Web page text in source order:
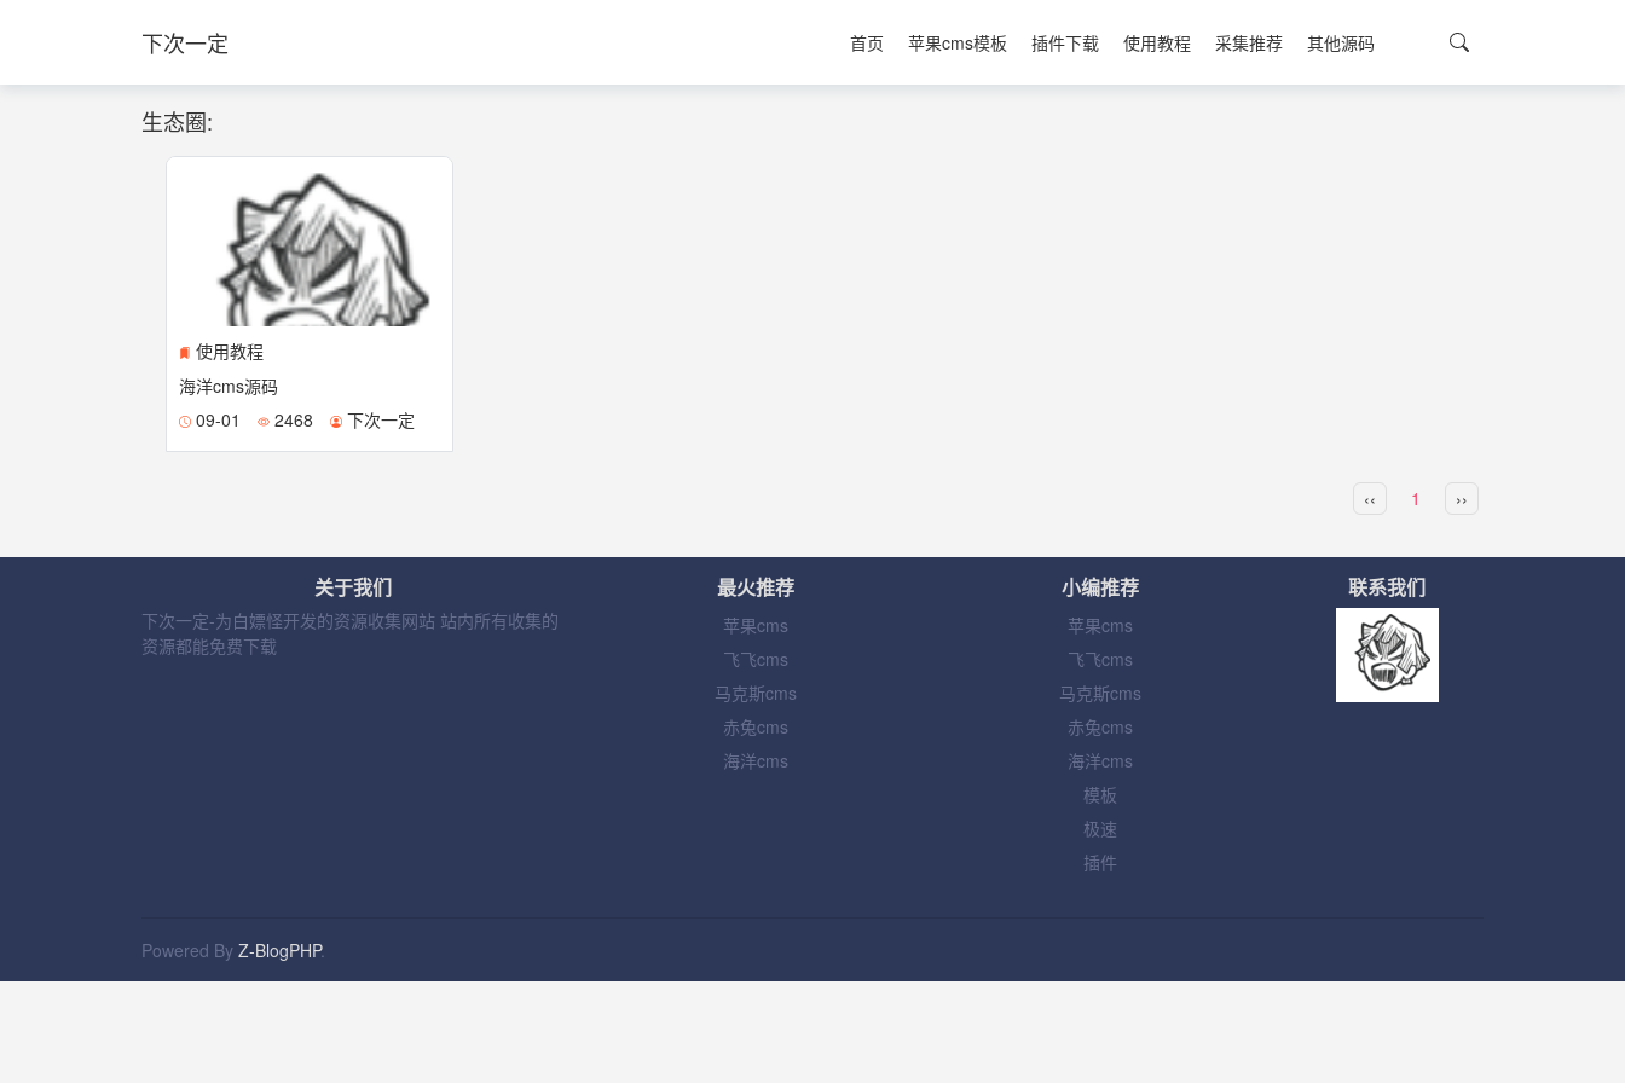
下次一定 首页 苹果cms模板 插件下载 使用教程 采集推荐 其他源码
生态圈:
使用教程
海洋cms源码
09-01
2468 下次一定
‹‹ 1 ››
关于我们
下次一定-为白嫖怪开发的资源收集网站 站内所有收集的
资源都能免费下载
最火推荐
苹果cms
飞飞cms
马克斯cms
赤兔cms
海洋cms
小编推荐
苹果cms
飞飞cms
马克斯cms
赤兔cms
海洋cms
模板
极速
插件
联系我们
Powered By Z-BlogPHP.